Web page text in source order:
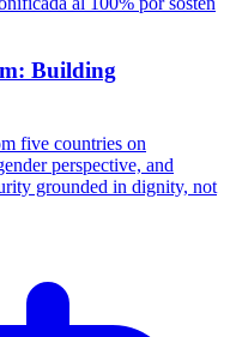
Building
five countries on
perspective, and
grounded in dignity, not